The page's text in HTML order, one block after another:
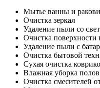
Мытье ванны и
Очистка зеркал
Удаление пыли со
Очистка поверхности
Удаление пыли с
Очистка бытовой
Сухая очистка
Влажная уборка
Очистка смесителей